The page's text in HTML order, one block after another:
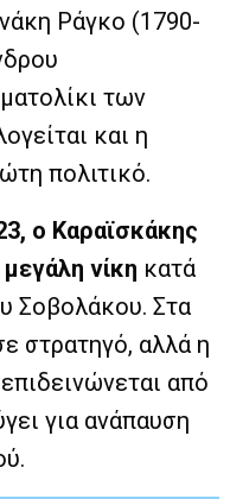
Ράγκο (1790-
των
και η
πολιτικό.
ο Καραϊσκάκης
νίκη κατά
Σοβολάκου. Στα
στρατηγό, αλλά η
από
για ανάπαυση